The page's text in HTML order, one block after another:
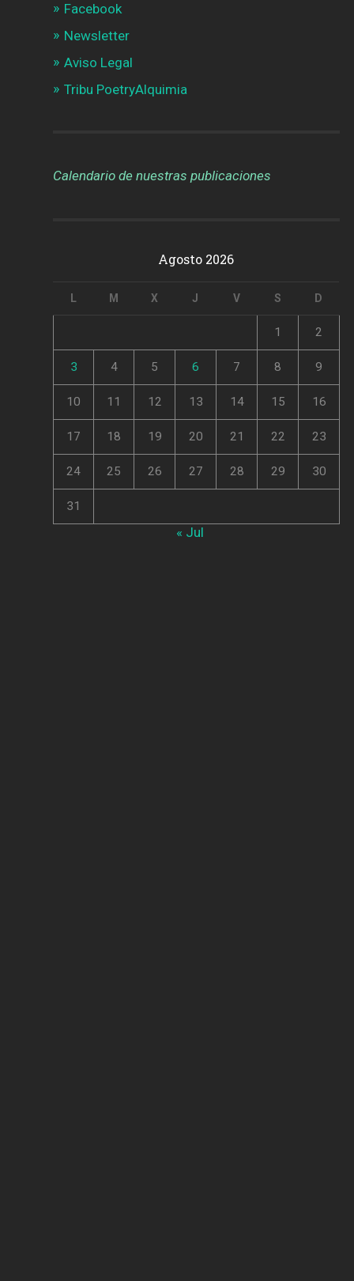
Facebook
Newsletter
Aviso Legal
Tribu PoetryAlquimia
Calendario de nuestras publicaciones
Agosto 2026
L M X J V S D
1 2
3 4 5 6 7 8 9
10 11 12 13 14 15 16
17 18 19 20 21 22 23
24 25 26 27 28 29 30
31
« Jul